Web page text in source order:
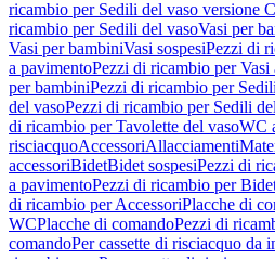
ricambio per Sedili del vaso versione
ricambio per Sedili del vasoVasi per
Vasi per bambiniVasi sospesiPezzi di
a pavimentoPezzi di ricambio per Vasi
per bambiniPezzi di ricambio per
del vasoPezzi di ricambio per Sedili
di ricambio per Tavolette del vasoWC
risciacquoAccessoriAllacciamenti
accessoriBidetBidet sospesiPezzi di
a pavimentoPezzi di ricambio per
di ricambio per AccessoriPlacche di
WCPlacche di comandoPezzi di
comandoPer cassette di risciacquo da